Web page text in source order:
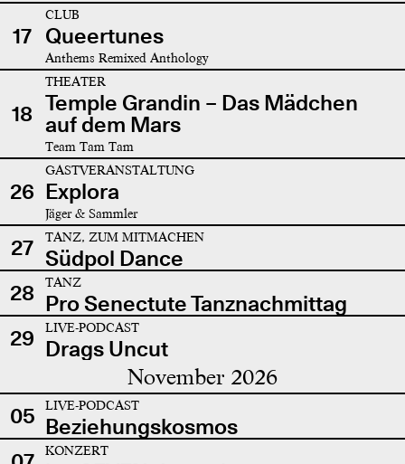
17
CLUB
Queertunes
Anthems Remixed Anthology
18
THEATER
Temple Grandin – Das Mädchen
auf dem Mars
Team Tam Tam
26
GASTVERANSTALTUNG
Explora
Jäger & Sammler
27 TANZ, ZUM MITMACHEN
Südpol Dance
28
TANZ
Pro Senectute Tanznachmittag
29
LIVE-PODCAST
Drags Uncut
November 2026
05 LIVE-PODCAST
Beziehungskosmos
KONZERT